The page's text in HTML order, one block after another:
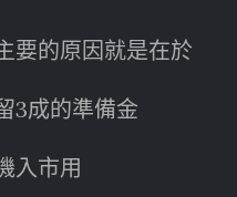
要的原因就是在於
3成的準備金
入市用